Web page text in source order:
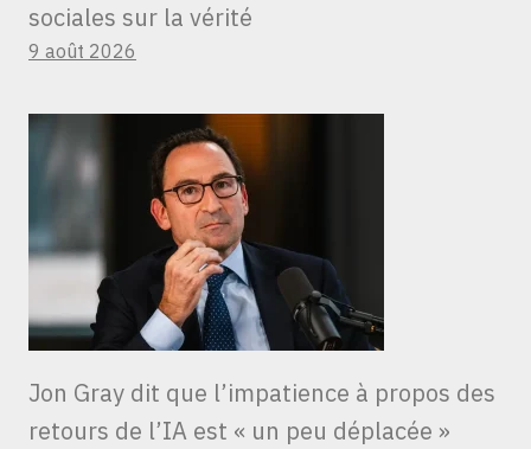
sociales sur la vérité
9 août 2026
Jon Gray dit que l’impatience à propos des
retours de l’IA est « un peu déplacée »